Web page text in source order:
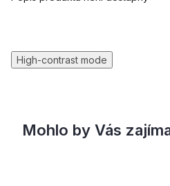
High-contrast mode